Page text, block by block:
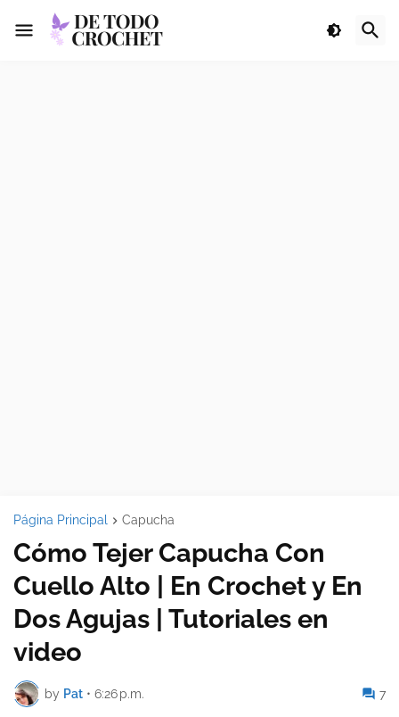
Página Principal Capucha
Cómo Tejer Capucha Con
Cuello Alto | En Crochet y En
Dos Agujas | Tutoriales en
video
by Pat • 6:26 p.m. 7